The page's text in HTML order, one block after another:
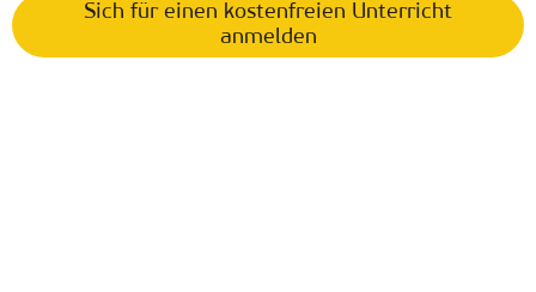
Sich für einen kostenfreien Unterricht
anmelden